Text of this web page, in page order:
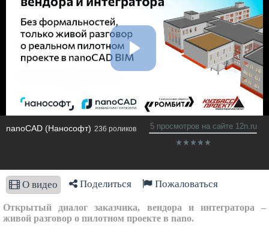
nanoCAD (Нанософт) 236 роликов 5 просмотров на сайте 12n.ru
О видео Поделиться Пожаловаться
Открытый диалог заказчика, вендора и интегратора –
живой разговор о пилотном проекте в nano.